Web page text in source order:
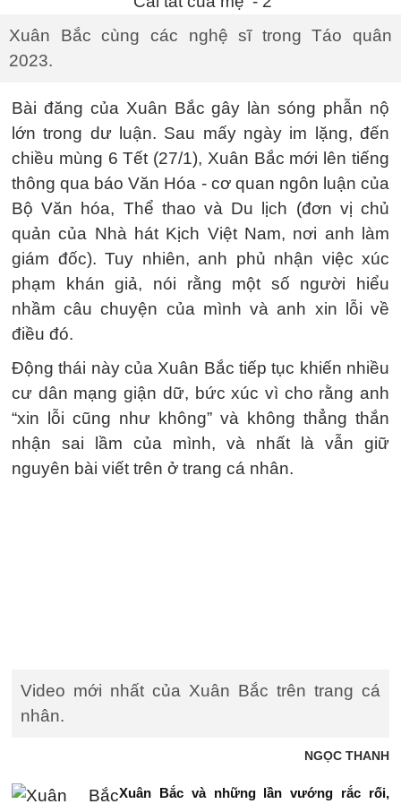
Xuân Bắc cùng các nghệ sĩ trong Táo quân
2023.
Bài đăng của Xuân Bắc gây làn sóng phẫn nộ
lớn trong dư luận. Sau mấy ngày im lặng, đến
chiều mùng 6 Tết (27/1), Xuân Bắc mới lên tiếng
thông qua báo Văn Hóa - cơ quan ngôn luận của
Bộ Văn hóa, Thể thao và Du lịch (đơn vị chủ
quản của Nhà hát Kịch Việt Nam, nơi anh làm
giám đốc). Tuy nhiên, anh phủ nhận việc xúc
phạm khán giả, nói rằng một số người hiểu
nhầm câu chuyện của mình và anh xin lỗi về
điều đó.
Động thái này của Xuân Bắc tiếp tục khiến nhiều
cư dân mạng giận dữ, bức xúc vì cho rằng anh
“xin lỗi cũng như không” và không thẳng thắn
nhận sai lầm của mình, và nhất là vẫn giữ
nguyên bài viết trên ở trang cá nhân.
Video mới nhất của Xuân Bắc trên trang cá
nhân.
NGỌC THANH
Xuân Bắc và những lần vướng rắc rối,